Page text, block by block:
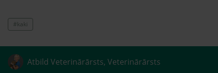
#kaki
Atbild Veterinārārsts, Veterinārārsts